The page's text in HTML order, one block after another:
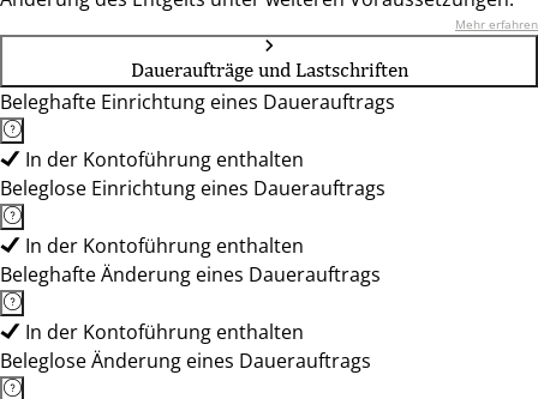
Mehr erfahren
Daueraufträge und Lastschriften
Beleghafte Einrichtung eines Dauerauftrags
In der Kontoführung enthalten
Beleglose Einrichtung eines Dauerauftrags
In der Kontoführung enthalten
Beleghafte Änderung eines Dauerauftrags
In der Kontoführung enthalten
Beleglose Änderung eines Dauerauftrags